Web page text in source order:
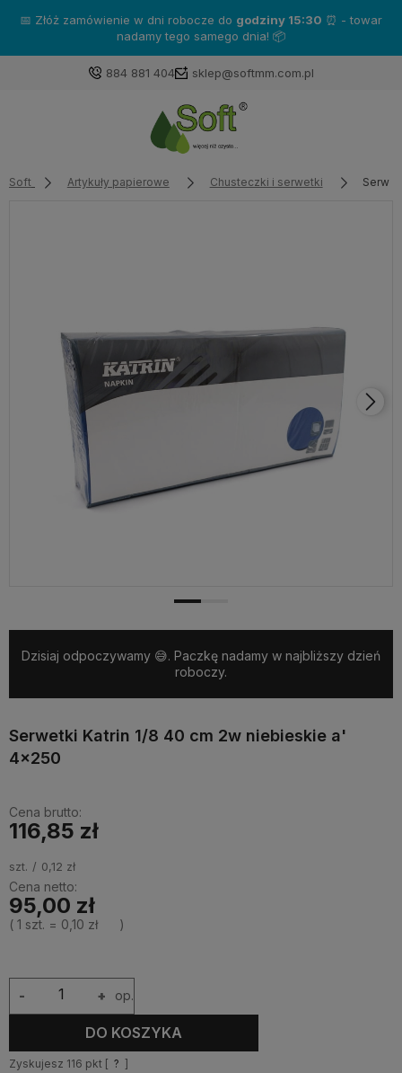
📅 Złóż zamówienie w dni robocze do godziny 15:30 ⏰ - towar
nadamy tego samego dnia! 📦
884 881 404 sklep@softmm.com.pl
Soft Artykuły papierowe Chusteczki i serwetki
Dzisiaj odpoczywamy 😅. Paczkę nadamy w najbliższy dzień
roboczy.
Serwetki Katrin 1/8 40 cm 2w niebieskie a'
4x250
Cena brutto:
116,85 zł
szt. 0,12 zł
Cena netto:
95,00 zł
( 1 szt. = 0,10 zł )
+
- op.
DO KOSZYKA
Zyskujesz 116 pkt [ ? ]